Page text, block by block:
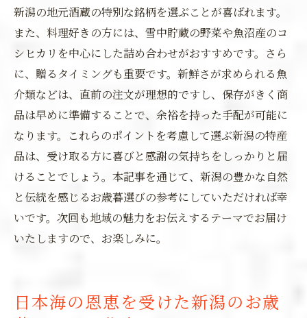
新潟の地元酒蔵の特別な銘柄を選ぶことが喜ばれます。
また、料理好きの方には、雪中貯蔵の野菜や魚沼産のコ
シヒカリを中心にした詰め合わせがおすすめです。さら
に、贈るタイミングも重要です。新鮮さが求められる魚
介類などは、直前の注文が理想的ですし、保存がきく商
品は早めに準備することで、余裕を持った手配が可能に
なります。これらのポイントを考慮して選ぶ新潟の特産
品は、受け取る方に喜びと感謝の気持ちをしっかりと届
けることでしょう。本記事を通じて、新潟の豊かな自然
と伝統を感じるお歳暮選びの参考にしていただければ幸
いです。次回も地域の魅力をお伝えするテーマでお届け
いたしますので、お楽しみに。
日本海の恩恵を受けた新潟のお歳